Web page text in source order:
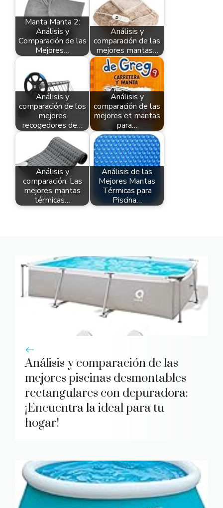
Manta Manta 2:
Análisis y
Comparación de las
Mejores…
Análisis y
comparación de las
mejores mantas…
Análisis y
comparación de los
mejores
recogedores de…
Análisis y
comparación de las
mejores et mantas
para…
Análisis y
comparación: Las
mejores mantas
térmicas…
Análisis de las
Mejores Mantas
Térmicas para
Piscina…
Análisis y comparación de las
mejores piscinas desmontables
rectangulares con depuradora:
¡Encuentra la ideal para tu
hogar!